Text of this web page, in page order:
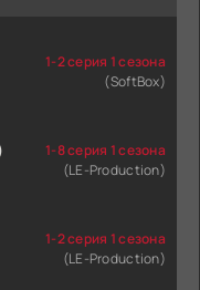
1-2 серия 1 сезона
(SoftBox)
1-8 серия 1 сезона
(LE-Production)
1-2 серия 1 сезона
(LE-Production)